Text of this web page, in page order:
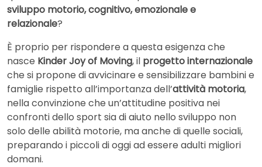
sviluppo motorio, cognitivo, emozionale e
relazionale?
È proprio per rispondere a questa esigenza che
nasce Kinder Joy of Moving, il progetto internazionale
che si propone di avvicinare e sensibilizzare bambini e
famiglie rispetto all’importanza dell’attività motoria,
nella convinzione che un’attitudine positiva nei
confronti dello sport sia di aiuto nello sviluppo non
solo delle abilità motorie, ma anche di quelle sociali,
preparando i piccoli di oggi ad essere adulti migliori
domani.